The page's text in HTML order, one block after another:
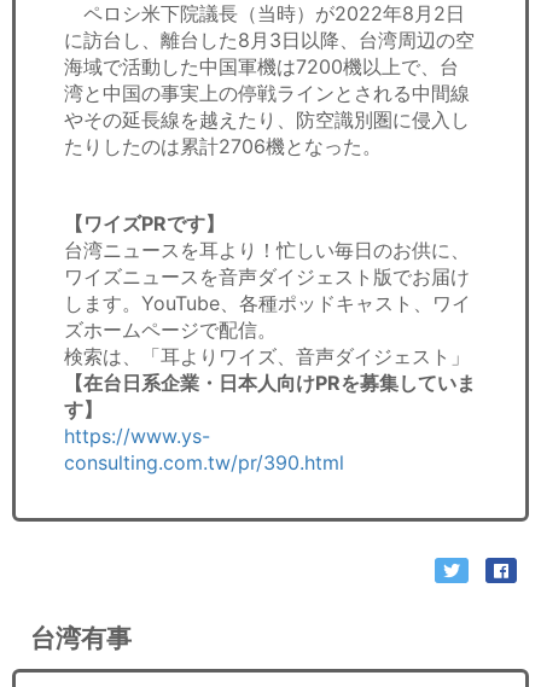
ペロシ米下院議長（当時）が2022年8月2日
に訪台し、離台した8月3日以降、台湾周辺の空
海域で活動した中国軍機は7200機以上で、台
湾と中国の事実上の停戦ラインとされる中間線
やその延長線を越えたり、防空識別圏に侵入し
たりしたのは累計2706機となった。
【ワイズPRです】
台湾ニュースを耳より！忙しい毎日のお供に、
ワイズニュースを音声ダイジェスト版でお届け
します。YouTube、各種ポッドキャスト、ワイ
ズホームページで配信。
検索は、「耳よりワイズ、音声ダイジェスト」
【在台日系企業・日本人向けPRを募集していま
す】
https://www.ys-
consulting.com.tw/pr/390.html
台湾有事